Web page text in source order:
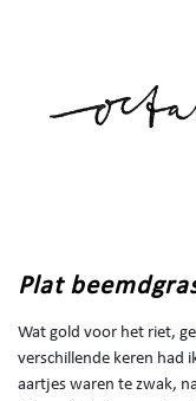
Plat
Wat gold voor het riet,
verschillende keren had
aartjes waren te zwak,